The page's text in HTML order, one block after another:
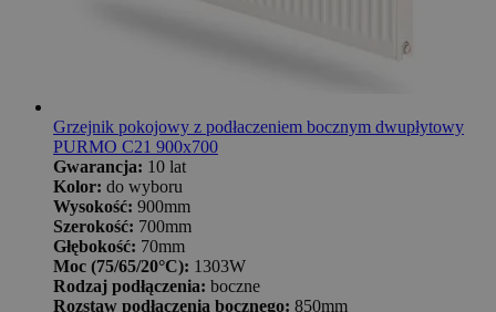
Grzejnik pokojowy z podłaczeniem bocznym dwupłytowy
PURMO C21 900x700
Gwarancja: 10 lat
Kolor: do wyboru
Wysokość: 900mm
Szerokość: 700mm
Głębokość: 70mm
Moc (75/65/20°C): 1303W
Rodzaj podłączenia: boczne
Rozstaw podłączenia bocznego: 850mm